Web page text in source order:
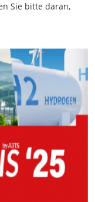
Sie bitte daran,